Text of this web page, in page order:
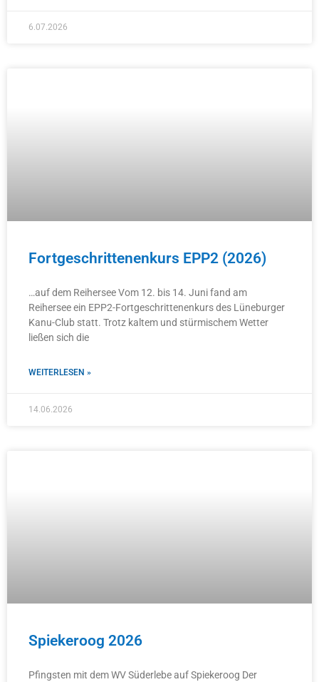
6.07.2026
Fortgeschrittenenkurs EPP2 (2026)
…auf dem Reihersee Vom 12. bis 14. Juni fand am
Reihersee ein EPP2-Fortgeschrittenenkurs des Lüneburger
Kanu-Club statt. Trotz kaltem und stürmischem Wetter
ließen sich die
WEITERLESEN »
14.06.2026
Spiekeroog 2026
Pfingsten mit dem WV Süderlebe auf Spiekeroog Der